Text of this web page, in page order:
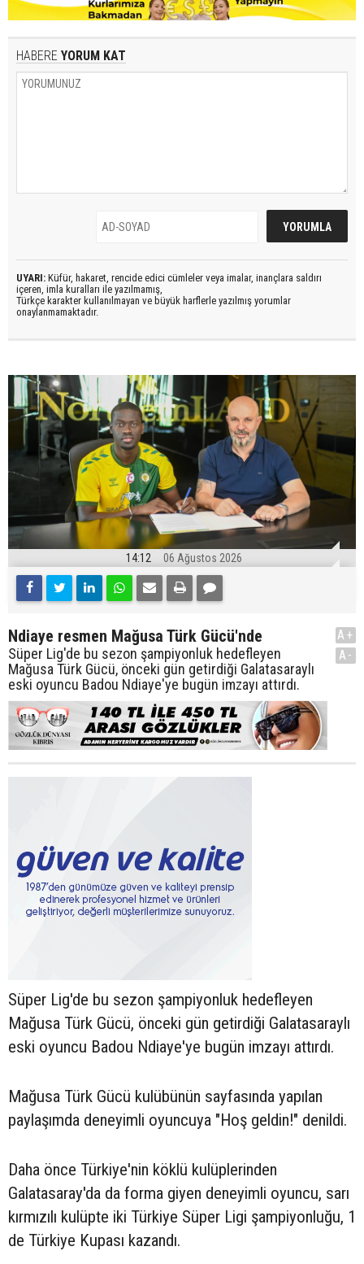
HABERE YORUM KAT
UYARI: Küfür, hakaret, rencide edici cümleler veya imalar, inançlara saldırı
içeren, imla kuralları ile yazılmamış,
Türkçe karakter kullanılmayan ve büyük harflerle yazılmış yorumlar
onaylanmamaktadır.
14:12 06 Ağustos 2026
Ndiaye resmen Mağusa Türk Gücü'nde
Süper Lig'de bu sezon şampiyonluk hedefleyen
Mağusa Türk Gücü, önceki gün getirdiği Galatasaraylı
eski oyuncu Badou Ndiaye'ye bugün imzayı attırdı.
A+
A-
Süper Lig'de bu sezon şampiyonluk hedefleyen
Mağusa Türk Gücü, önceki gün getirdiği Galatasaraylı
eski oyuncu Badou Ndiaye'ye bugün imzayı attırdı.
Mağusa Türk Gücü kulübünün sayfasında yapılan
paylaşımda deneyimli oyuncuya "Hoş geldin!" denildi.
Daha önce Türkiye'nin köklü kulüplerinden
Galatasaray'da da forma giyen deneyimli oyuncu, sarı
kırmızılı kulüpte iki Türkiye Süper Ligi şampiyonluğu, 1
de Türkiye Kupası kazandı.